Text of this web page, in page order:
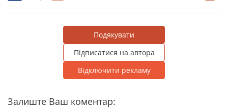
Подякувати
Підписатися на автора
Відключити рекламу
Залиште Ваш коментар: